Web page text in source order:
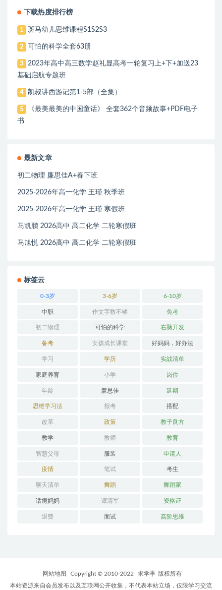
下载热度排行榜
1 斑马幼儿思维课程S1S2S3
2 可怕的科学全套63册
3
2023年高中高三数学赵礼显高考一轮复习上+下+加送23
基础启航专题班
4 凯叔讲西游记第1-5部（全集）
5
《最美最美的中国童话》 全套362个音频故事+PDF电子
书
最新文章
初二物理 廉思佳A+春下班
2025-2026年高一化学 王瑾 秋季班
2025-2026年高一化学 王瑾 寒假班
马凯鹏 2026高中 高二化学 二轮寒假班
马旭悦 2026高中 高二化学 二轮寒假班
标签云
0-3岁 3-6岁 6-10岁
中职 作文字数不够 免考
初二物理 可怕的科学 右脑开发
备考 女孩成长课堂 好妈妈，好办法
学习 学历 实战清单
家庭养育 小学 岗位
年龄 廉思佳 延期
思维学习法 报考 搭配
改革 政策 教子良方
教学 教师 教育
智慧父母 服装 申请人
疫情 笔试 考生
聊天清单 舞蹈 舞蹈家
话痨妈妈 谭清军 资格证
退费 面试 高阶思维
网站地图 Copyright © 2010-2022 求学季 版权所有
本站资源来自会员发布以及互联网公开收集，不代表本站立场，仅限学习交流